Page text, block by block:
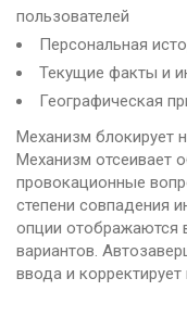
пользователей
Персональная
Текущие факты и
Географическая
Механизм блокирует
Механизм отсеивает
провокационные
степени совпадения
опции отображаются
вариантов.
ввода и